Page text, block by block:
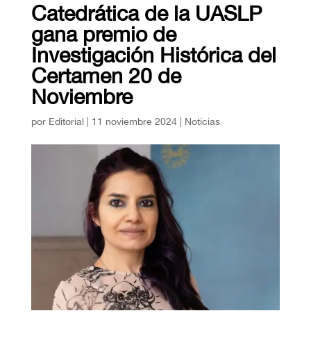
Catedrática de la UASLP
gana premio de
Investigación Histórica del
Certamen 20 de
Noviembre
por Editorial| 11 noviembre 2024| Noticias